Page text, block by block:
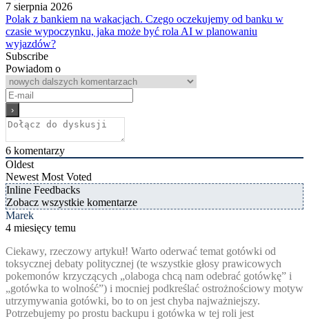
7 sierpnia 2026
Polak z bankiem na wakacjach. Czego oczekujemy od banku w
czasie wypoczynku, jaka może być rola AI w planowaniu
wyjazdów?
Subscribe
Powiadom o
6 komentarzy
Oldest
Newest Most Voted
Inline Feedbacks
Zobacz wszystkie komentarze
Marek
4 miesięcy temu
Ciekawy, rzeczowy artykuł! Warto oderwać temat gotówki od
toksycznej debaty politycznej (te wszystkie głosy prawicowych
pokemonów krzyczących „olaboga chcą nam odebrać gotówkę” i
„gotówka to wolność”) i mocniej podkreślać ostrożnościowy motyw
utrzymywania gotówki, bo to on jest chyba najważniejszy.
Potrzebujemy po prostu backupu i gotówka w tej roli jest